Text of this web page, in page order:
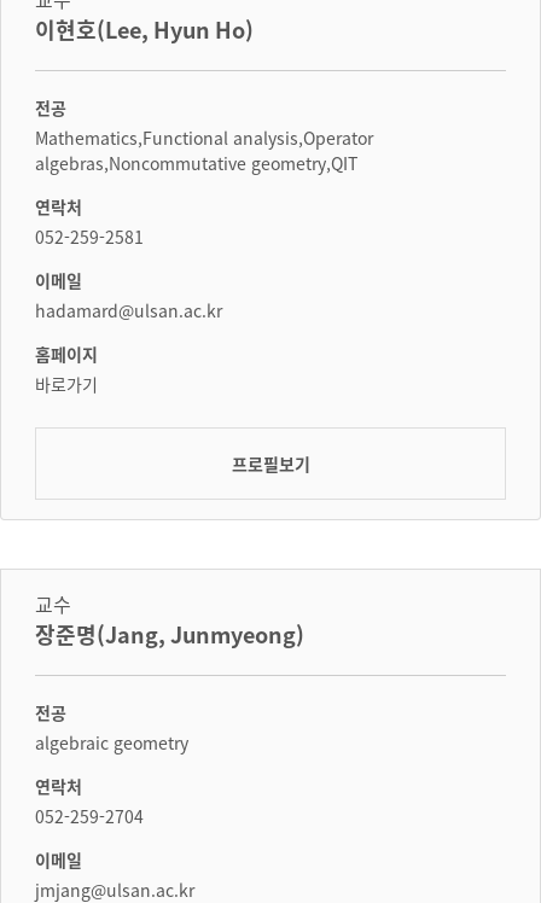
이현호(Lee, Hyun Ho)
전공
Mathematics,Functional analysis,Operator
algebras,Noncommutative geometry,QIT
연락처
052-259-2581
이메일
hadamard@ulsan.ac.kr
홈페이지
바로가기
프로필보기
교수
장준명(Jang, Junmyeong)
전공
algebraic geometry
연락처
052-259-2704
이메일
jmjang@ulsan.ac.kr